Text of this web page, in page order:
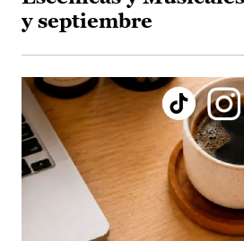
y septiembre